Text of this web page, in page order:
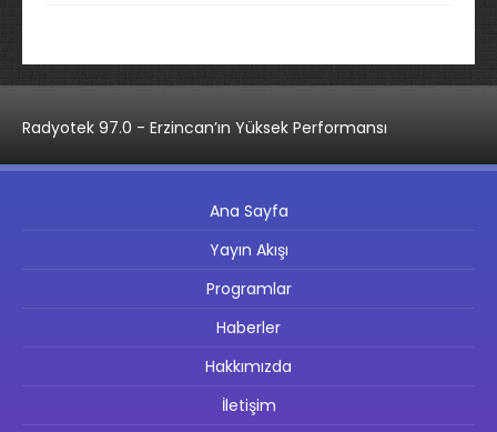
Radyotek 97.0 - Erzincan’ın Yüksek Performansı
Ana Sayfa
Yayın Akışı
Programlar
Haberler
Hakkımızda
İletişim